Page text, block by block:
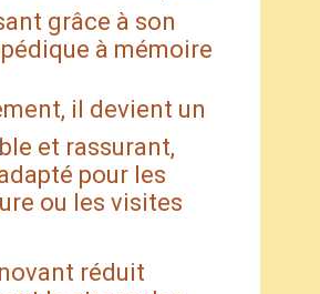
grâce à son
à mémoire
il devient un
et rassurant,
pour les
ou les visites
réduit